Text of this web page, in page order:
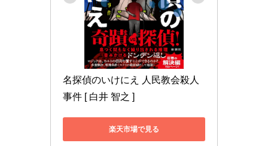
名探偵のいけにえ 人民教会殺人
事件 [ 白井 智之 ]
楽天市場で見る